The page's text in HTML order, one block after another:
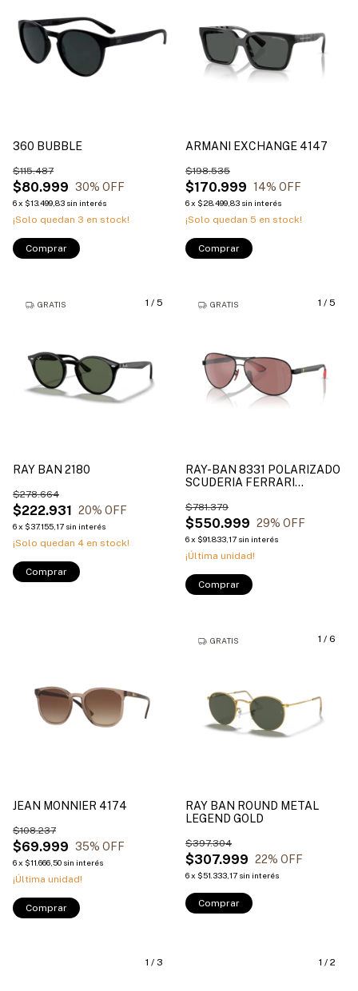
360 BUBBLE
$80.999
$115.487
30% OFF
6x $13.499,83 sin interés
¡Solo quedan 3 en stock!
Comprar
ARMANI EXCHANGE 4147
$170.999
$198.535
14% OFF
6x $28.499,83 sin interés
¡Solo quedan 5 en stock!
Comprar
1 / 5
GRATIS
RAY BAN 2180
$222.931
$278.664
20% OFF
6x $37.155,17 sin interés
¡Solo quedan 4 en stock!
Comprar
1 / 5
GRATIS
RAY-BAN 8331 POLARIZADO
SCUDERIA FERRARI
$550.999
$781.379
29% OFF
6x $91.833,17 sin interés
¡Última unidad!
Comprar
JEAN MONNIER 4174
$69.999
$108.237
35% OFF
6x $11.666,50 sin interés
¡Última unidad!
Comprar
1 / 6
GRATIS
RAY BAN ROUND METAL
LEGEND GOLD
$307.999
$397.304
22% OFF
6x $51.333,17 sin interés
Comprar
1 / 3 1 / 2